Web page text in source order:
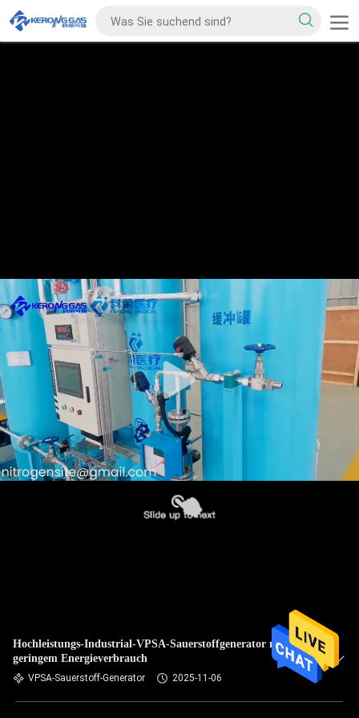
Hochleistungs-Industrial-VPSA-Sauerstoffgenerator mit
geringem Energieverbrauch
VPSA-Sauerstoff-Generator 2025-11-06